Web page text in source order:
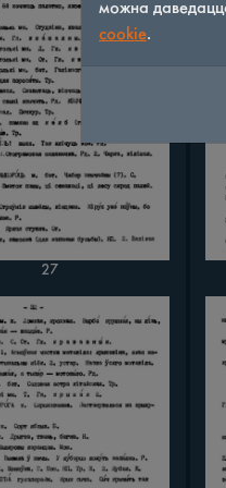
27
можна
cookie.